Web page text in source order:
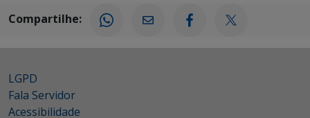
Compartilhe:
LGPD
Fala Servidor
Acessibilidade